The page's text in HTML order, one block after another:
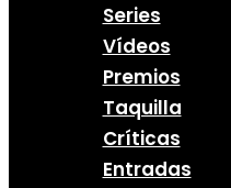
Series
Vídeos
Premios
Taquilla
Críticas
Entradas